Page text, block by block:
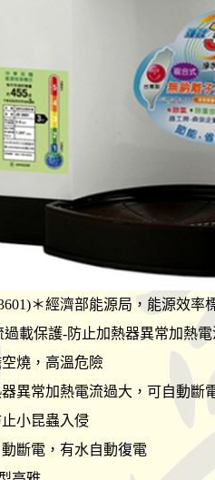
＊經濟部能源局，能源效率
載保護-防止加熱器異常加熱
燒，高溫危險
異常加熱電流過大，可自動斷
小昆蟲入侵
斷電，有水自動復電